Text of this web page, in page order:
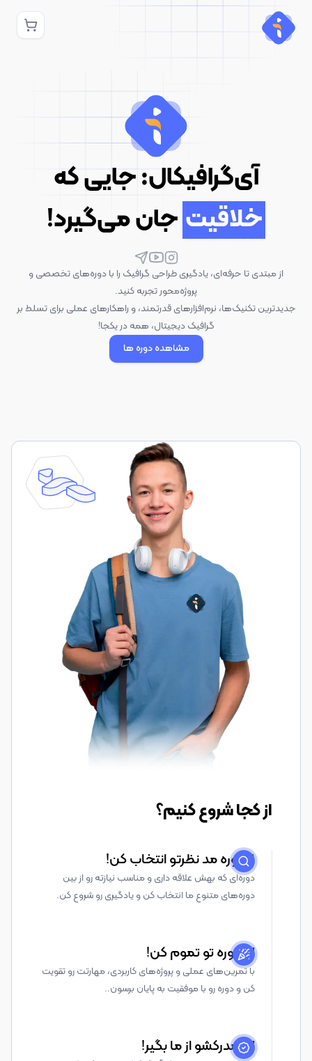
آی‌گرافیکال: جایی که
خلاقیت جان می‌گیرد!
از مبتدی تا حرفه‌ای، یادگیری طراحی گرافیک را با دوره‌های تخصصی و
پروژه‌محور تجربه کنید.
جدیدترین تکنیک‌ها، نرم‌افزارهای قدرتمند، و راهکارهای عملی برای تسلط بر
گرافیک دیجیتال، همه در یکجا!
مشاهده دوره ها
از کجا شروع کنیم؟
1. دوره مد نظرتو انتخاب کن!
دوره‌ای که بهش علاقه داری و مناسب نیازته رو از بین
دوره‌های متنوع ما انتخاب کن و یادگیری رو شروع کن.
2. دوره تو تموم کن!
با تمرین‌های عملی و پروژه‌های کاربردی، مهارتت رو تقویت
کن و دوره رو با موفقیت به پایان برسون..
3. مدرکشو از ما بگیر!